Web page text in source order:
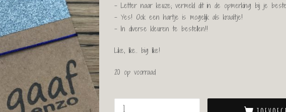
– Letter naar keuze; vermeld dit in de opmerking bij je
– Yes! Ook een hartje is mogelijk als kraaltje!
– In diverse kleuren te bestellen!!
Like, like.. big like!
20 op voorraad